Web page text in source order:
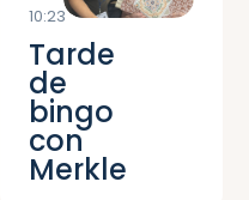
10:23
Tarde
de
bingo
con
Merkle